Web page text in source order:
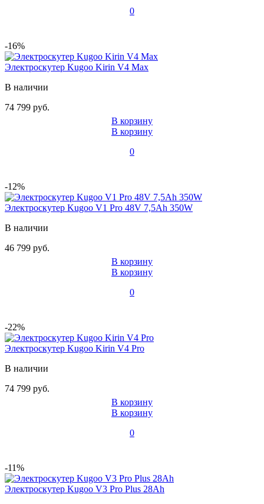
0
-16%
Электроскутер Kugoo Kirin V4 Max
В наличии
74 799 руб.
В корзину
В корзину
0
-12%
Электроскутер Kugoo V1 Pro 48V 7,5Ah 350W
В наличии
46 799 руб.
В корзину
В корзину
0
-22%
Электроскутер Kugoo Kirin V4 Pro
В наличии
74 799 руб.
В корзину
В корзину
0
-11%
Электроскутер Kugoo V3 Pro Plus 28Ah